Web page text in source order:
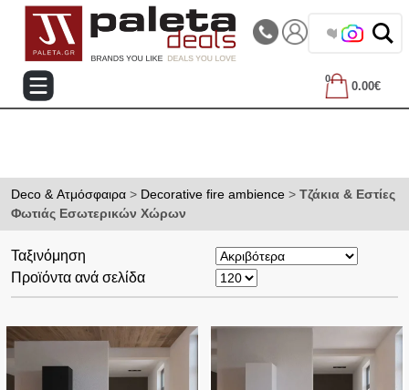
Τηλεφωνικές Παραγγελίες: 2105714144 |||
❤️ Βρες τα
0
0.00€
Deco & Ατμόσφαιρα > Decorative fire ambience > Τζάκια & Εστίες
Φωτιάς Εσωτερικών Χώρων
Ταξινόμηση
Προϊόντα ανά σελίδα